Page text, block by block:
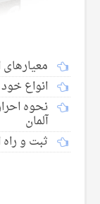
انواع
نحوه
آلمان
ثبت و